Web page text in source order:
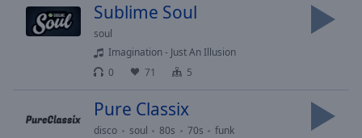
Caption
Sublime Soul
soul
Imagination - Just An Illusion
0
71 5
Pure Classix
disco soul 80s 70s
funk